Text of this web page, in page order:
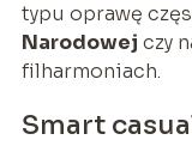
typu oprawę
Narodowej czy
filharmoniach.
Smart